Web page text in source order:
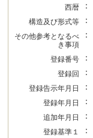
西暦
：
構造及び形式等
：
その他参考となるべ
き事項
：
登録番号 ：
登録回
：
登録告示年月日
：
登録年月日
：
追加年月日
：
登録基準１ ：